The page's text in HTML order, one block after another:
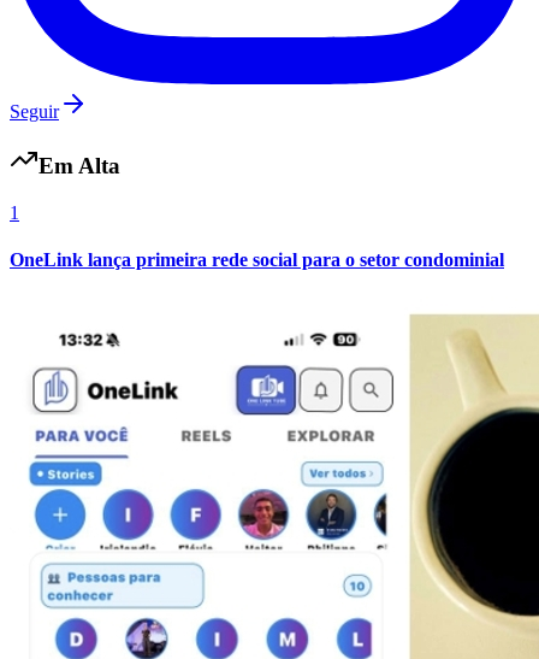
Seguir
Em Alta
1
OneLink lança primeira rede social para o setor condominial